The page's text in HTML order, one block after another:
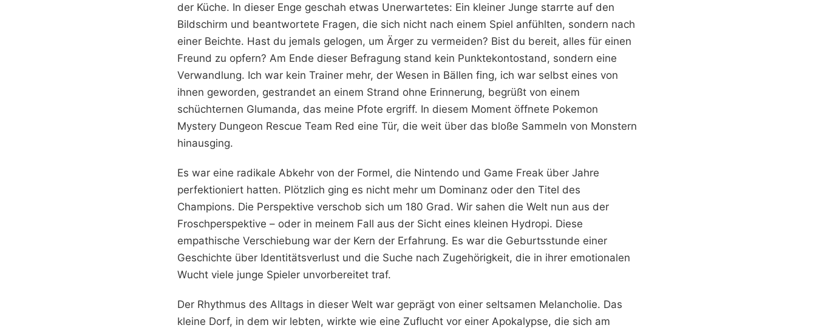
der Küche. In dieser Enge geschah etwas Unerwartetes: Ein kleiner Junge starrte auf den
Bildschirm und beantwortete Fragen, die sich nicht nach einem Spiel anfühlten, sondern nach
einer Beichte. Hast du jemals gelogen, um Ärger zu vermeiden? Bist du bereit, alles für einen
Freund zu opfern? Am Ende dieser Befragung stand kein Punktekontostand, sondern eine
Verwandlung. Ich war kein Trainer mehr, der Wesen in Bällen fing, ich war selbst eines von
ihnen geworden, gestrandet an einem Strand ohne Erinnerung, begrüßt von einem
schüchternen Glumanda, das meine Pfote ergriff. In diesem Moment öffnete Pokemon
Mystery Dungeon Rescue Team Red eine Tür, die weit über das bloße Sammeln von Monstern
hinausging.
Es war eine radikale Abkehr von der Formel, die Nintendo und Game Freak über Jahre
perfektioniert hatten. Plötzlich ging es nicht mehr um Dominanz oder den Titel des
Champions. Die Perspektive verschob sich um 180 Grad. Wir sahen die Welt nun aus der
Froschperspektive – oder in meinem Fall aus der Sicht eines kleinen Hydropi. Diese
empathische Verschiebung war der Kern der Erfahrung. Es war die Geburtsstunde einer
Geschichte über Identitätsverlust und die Suche nach Zugehörigkeit, die in ihrer emotionalen
Wucht viele junge Spieler unvorbereitet traf.
Der Rhythmus des Alltags in dieser Welt war geprägt von einer seltsamen Melancholie. Das
kleine Dorf, in dem wir lebten, wirkte wie eine Zuflucht vor einer Apokalypse, die sich am